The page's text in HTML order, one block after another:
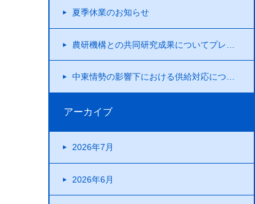
夏季休業のお知らせ
農研機構との共同研究成果についてプレスリリースを行いました！
中東情勢の影響下における供給対応について
アーカイブ
2026年7月
2026年6月